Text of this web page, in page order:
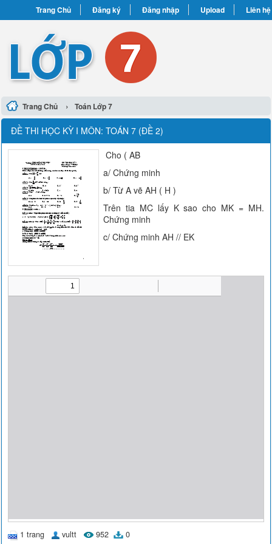
Trang Chủ Đăng ký Đăng nhập Upload Liên hệ
Trang Chủ › Toán Lớp 7
ĐỀ THI HỌC KỲ I MÔN: TOÁN 7 (ĐỀ 2)
Cho ( AB
a/ Chứng minh
b/ Từ A vẽ AH ( H )
Trên tia MC lấy K sao cho MK = MH.
Chứng minh
c/ Chứng minh AH // EK
1 trang vultt 952 0